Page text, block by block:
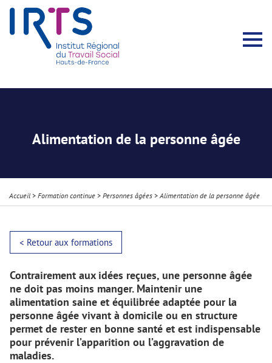
Alimentation de la personne âgée
Accueil > Formation continue > Personnes âgées >Alimentation de la personne âgée
< Retour aux formations
Contrairement aux idées reçues, une personne âgée
ne doit pas moins manger. Maintenir une
alimentation saine et équilibrée adaptée pour la
personne âgée vivant à domicile ou en structure
permet de rester en bonne santé et est indispensable
pour prévenir l’apparition ou l’aggravation de
maladies.